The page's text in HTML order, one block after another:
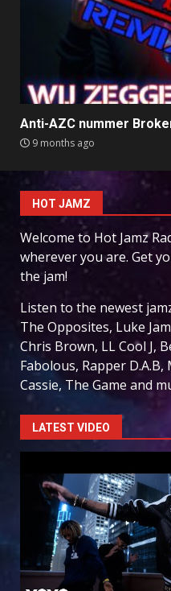
Anti-AZC nummer
9 months ago
HOT JAMZ
Welcome to Hot Jamz
wherever you are. Get
the jam!
Listen to the newest
The Opposites, Luke
Chris Brown, LL Cool J,
Fabolous, Rapper
Cassie, The Game and
LATEST VIDEO